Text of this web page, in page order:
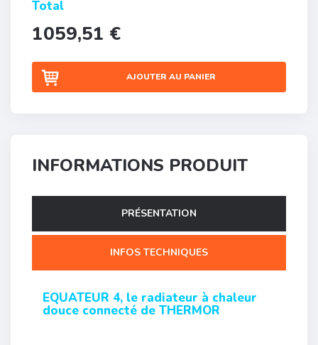
Total
1059,51 €
AJOUTER AU PANIER
INFORMATIONS PRODUIT
PRÉSENTATION
INFOS TECHNIQUES
EQUATEUR 4, le radiateur à chaleur
douce connecté de THERMOR